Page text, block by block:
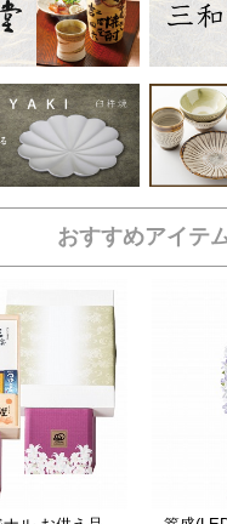
おすすめアイテ